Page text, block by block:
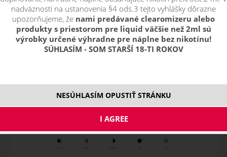
nie je skladom
nie je skladom
Skladem
skladom
nadväznosti na ustanovenia §4 ods.3 tejto vyhlášky dôrazne
upozorňujeme, že nami predávané clearomizeru alebo
produkty s priestorom pre liquid väčšie než 2ml sú
výrobky určené výhradne pre náplne bez nikotínu!
SÚHLASÍM - SOM STARŠÍ 18-TI ROKOV
NESÚHLASÍM OPUSTIŤ STRÁNKU